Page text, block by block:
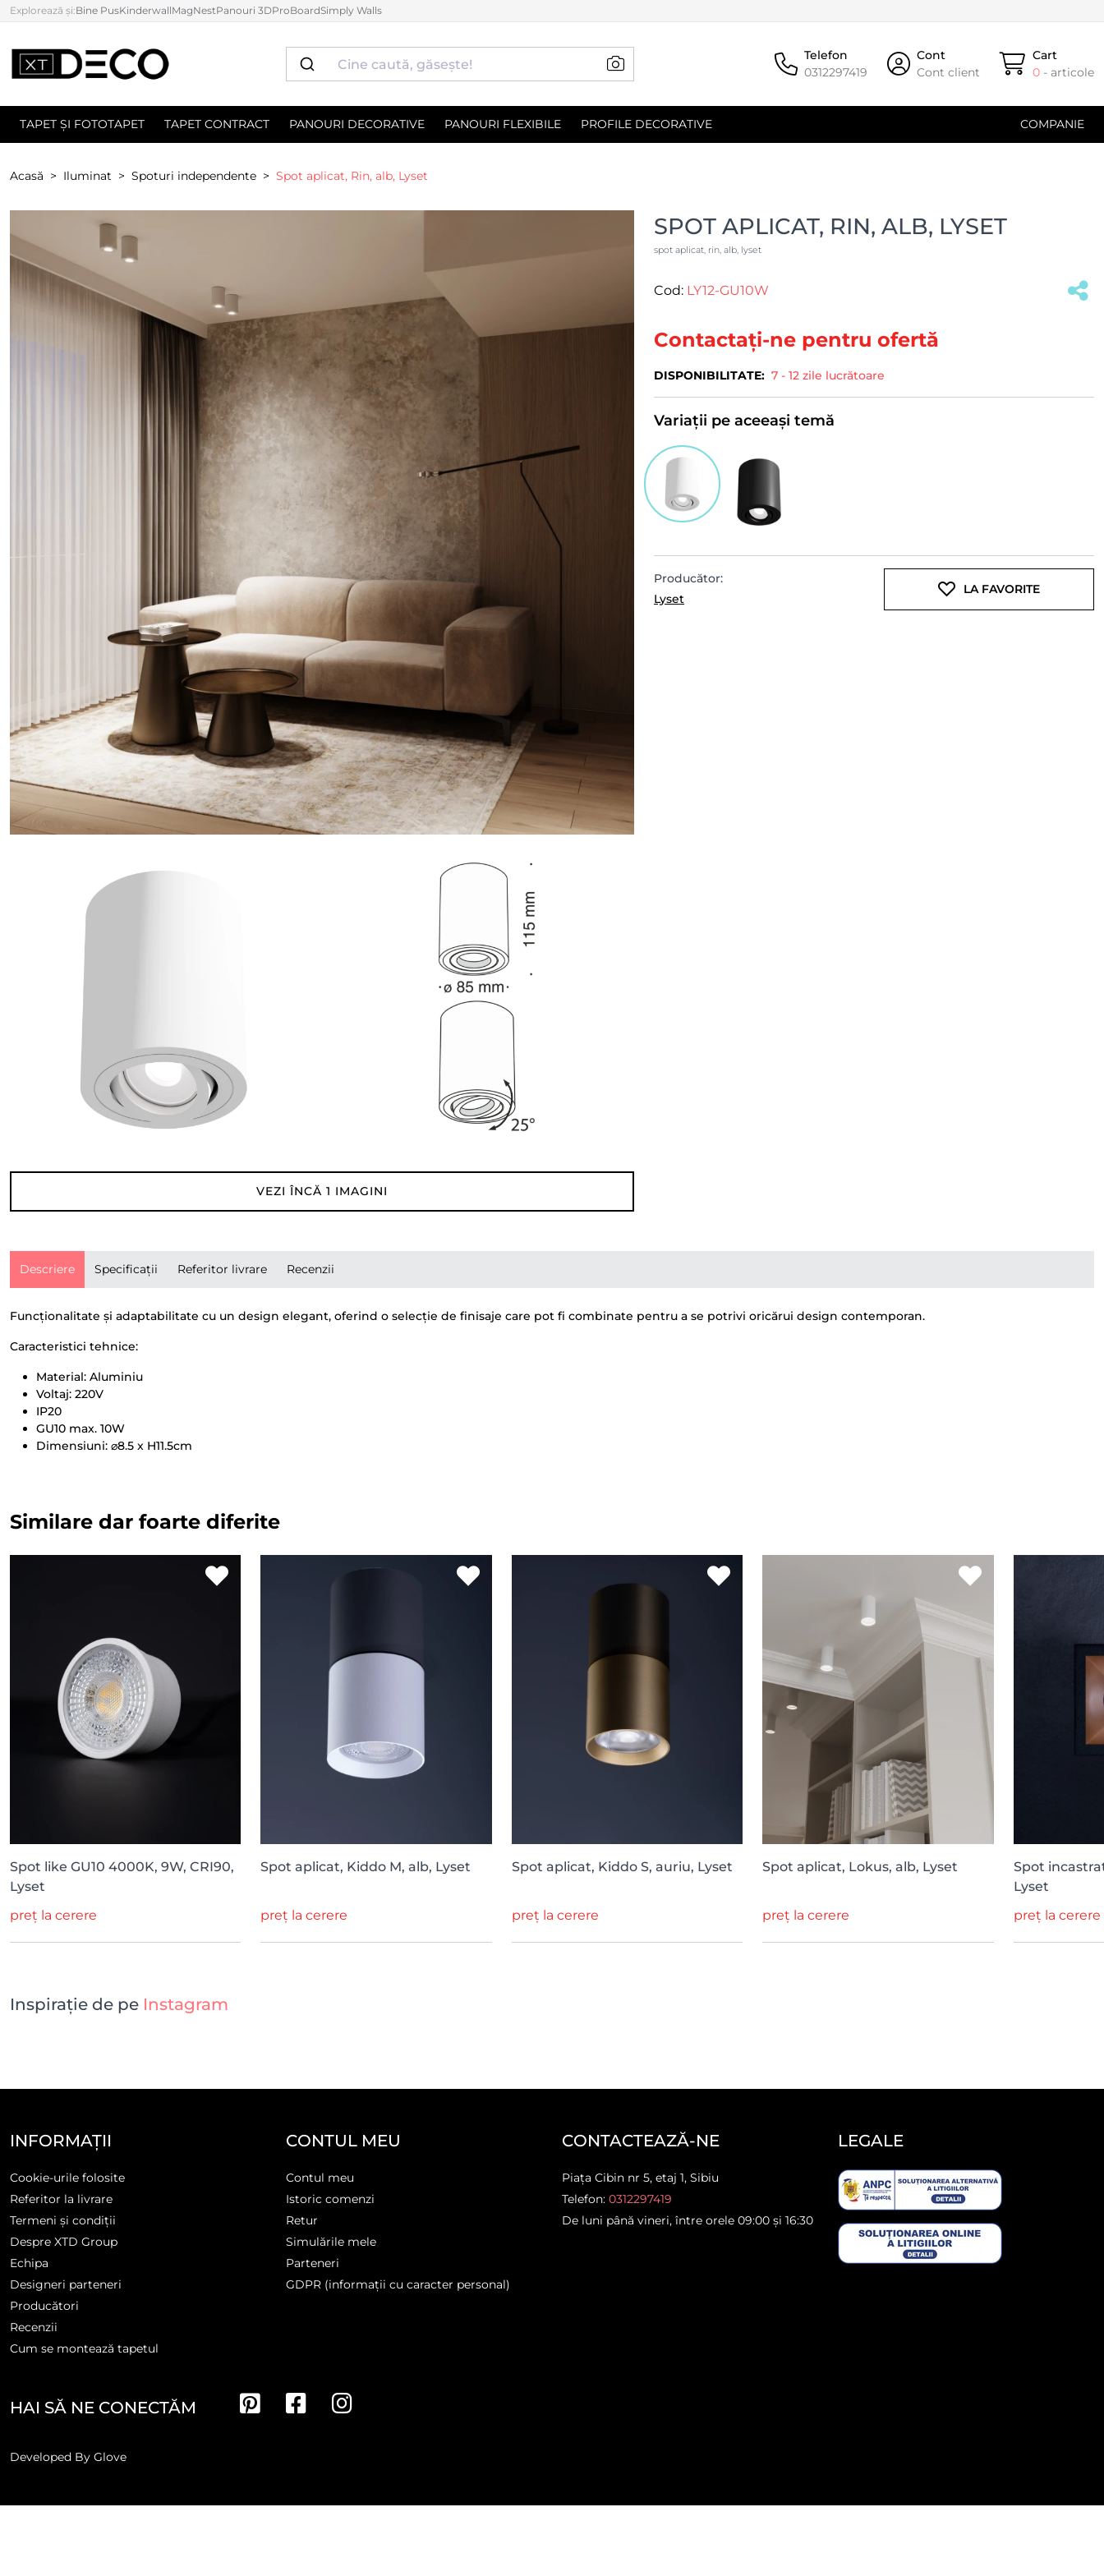
Explorează și:Bine PusKinderwallMagNestPanouri 3DProBoardSimply Walls
Telefon
0312297419
Cont
Cont client
Cart
0 - articole
TAPET ȘI FOTOTAPET TAPET CONTRACT PANOURI DECORATIVE PANOURI FLEXIBILE PROFILE DECORATIVE COMPANIE
Acasă Iluminat Spoturi independente Spot aplicat, Rin, alb, Lyset
VEZI ÎNCĂ 1 IMAGINI
SPOT APLICAT, RIN, ALB, LYSET
spot aplicat, rin, alb, lyset
Cod: LY12-GU10W
Contactați-ne pentru ofertă
DISPONIBILITATE: 7 - 12 zile lucrătoare
Variații pe aceeași temă
Producător:
Lyset
LA FAVORITE
Descriere Specificații Referitor livrare Recenzii
Funcționalitate și adaptabilitate cu un design elegant, oferind o selecție de finisaje care pot fi combinate pentru a se potrivi oricărui design contemporan.
Caracteristici tehnice:
Material: Aluminiu
Voltaj: 220V
IP20
GU10 max. 10W
Dimensiuni: ⌀8.5 x H11.5cm
Similare dar foarte diferite
Spot like GU10 4000K, 9W, CRI90,
Lyset
preț la cerere
Spot aplicat, Kiddo M, alb, Lyset
preț la cerere
Spot aplicat, Kiddo S, auriu, Lyset
preț la cerere
Spot aplicat, Lokus, alb, Lyset
preț la cerere
Spot
Lyset
preț la cerere
Inspirație de pe Instagram
INFORMAȚII
Cookie-urile folosite
Referitor la livrare
Termeni și condiții
Despre XTD Group
Echipa
Designeri parteneri
Producători
Recenzii
Cum se montează tapetul
CONTUL MEU
Contul meu
Istoric comenzi
Retur
Simulările mele
Parteneri
GDPR (informații cu caracter personal)
CONTACTEAZĂ-NE
Piața Cibin nr 5, etaj 1, Sibiu
Telefon: 0312297419
De luni până vineri, între orele 09:00 și 16:30
LEGALE
HAI SĂ NE CONECTĂM
Developed By Glove